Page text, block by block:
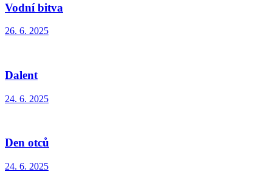
Vodní bitva
26. 6. 2025
Dalent
24. 6. 2025
Den otců
24. 6. 2025